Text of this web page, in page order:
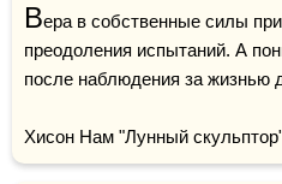
Вера в собственные силы
преодоления испытаний. А
после наблюдения за жизнью
Хисон Нам "Лунный